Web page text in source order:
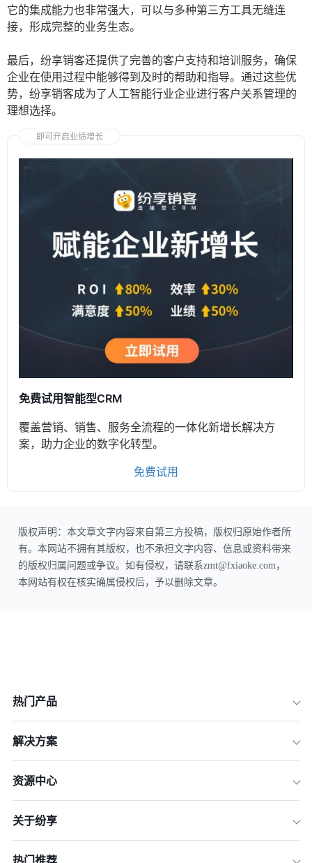
它的集成能力也非常强大，可以与多种第三方工具无缝连
接，形成完整的业务生态。
最后，纷享销客还提供了完善的客户支持和培训服务，确保
企业在使用过程中能够得到及时的帮助和指导。通过这些优
势，纷享销客成为了人工智能行业企业进行客户关系管理的
理想选择。
即可开启业绩增长
免费试用智能型CRM
覆盖营销、销售、服务全流程的一体化新增长解决方
案，助力企业的数字化转型。
免费试用
版权声明：本文章文字内容来自第三方投稿，版权归原始作者所
有。本网站不拥有其版权，也不承担文字内容、信息或资料带来
的版权归属问题或争议。如有侵权，请联系zmt@fxiaoke.com，
本网站有权在核实确属侵权后，予以删除文章。
热门产品
解决方案
资源中心
关于纷享